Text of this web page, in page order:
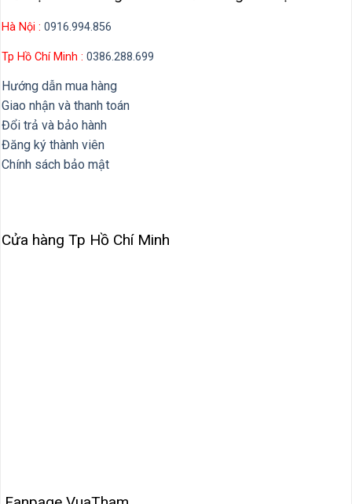
Hà Nội : 0916.994.856
Tp Hồ Chí Minh : 0386.288.699
Hướng dẫn mua hàng
Giao nhận và thanh toán
Đổi trả và bảo hành
Đăng ký thành viên
Chính sách bảo mật
Cửa hàng Tp Hồ Chí Minh